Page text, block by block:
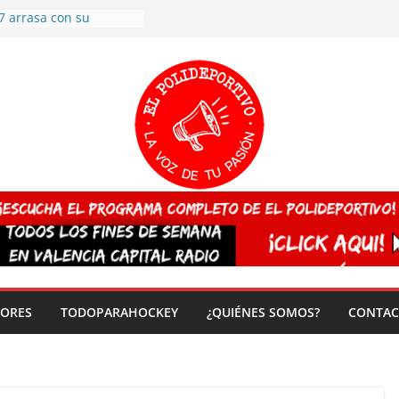
arrasa con su
España sub20
del mundo
vez!
TODOPARAHOCKEY ¿QUIÉNES SOMOS?